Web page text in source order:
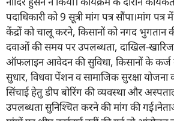
पदाधिकारी को 9 सूत्री मांग पत्र सौंपा।मांग
केंद्रों को चालू करने, किसानों को नगद भुगतान
दवाओं की समय पर उपलब्धता, दाखिल-
ऑफलाइन आवेदन की सुविधा, किसानों के कर्ज
सुधार, विधवा पेंशन व सामाजिक सुरक्षा
सिंचाई हेतु डीप बोरिंग की व्यवस्था और
उपलब्धता सुनिश्चित करने की मांग की